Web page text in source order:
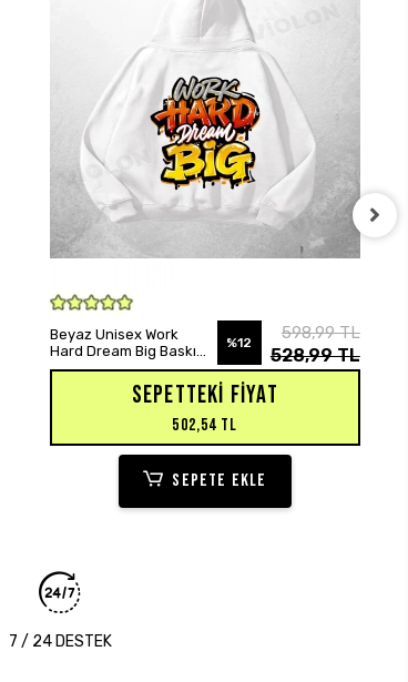
SEPETE EKLE
Beyaz Unisex Work
Hard Dream Big Baskılı
Oversize Hoodie
%12
598,99 TL
528,99 TL
SEPETTEKI FIYAT
502,54 TL
SEPETE EKLE
7 / 24 DESTEK